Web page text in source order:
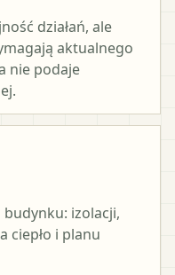
działań, ale
aktualnego
nie podaje
izolacji,
ciepło i planu